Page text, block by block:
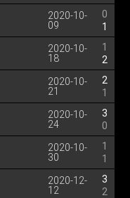
2020-10-
09
0
1
2020-10-
18
1
2
2020-10-
21
2
1
2020-10-
24
3
0
2020-10-
30
1
1
2020-12-
12
3
2